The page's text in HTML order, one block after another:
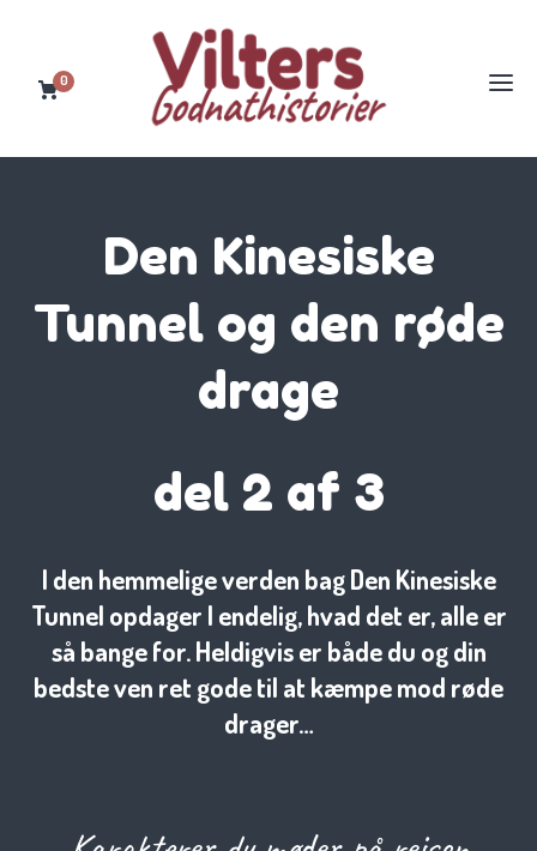
0
Den Kinesiske
Tunnel og den røde
drage
del 2 af 3
I den hemmelige verden bag Den Kinesiske
Tunnel opdager I endelig, hvad det er, alle er
så bange for. Heldigvis er både du og din
bedste ven ret gode til at kæmpe mod røde
drager…